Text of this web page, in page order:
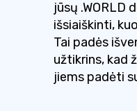
jūsų .WORLD
išsiaiškinti,
Tai padės
užtikrins, kad
jiems padėti